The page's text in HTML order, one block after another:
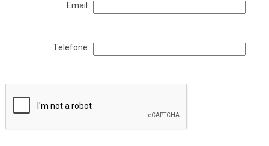
Email:
Telefone: